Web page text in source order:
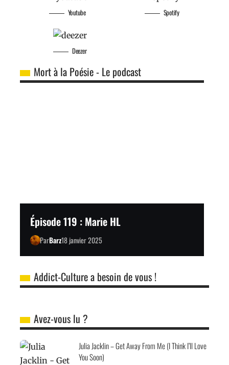
Youtube Spotify
Deezer
Mort à la Poésie - Le podcast
Épisode 119 : Marie HL
ParBarz18 janvier 2025
Addict-Culture a besoin de vous !
Avez-vous lu ?
Julia Jacklin – Get Away From Me (I Think I’ll Love
You Soon)